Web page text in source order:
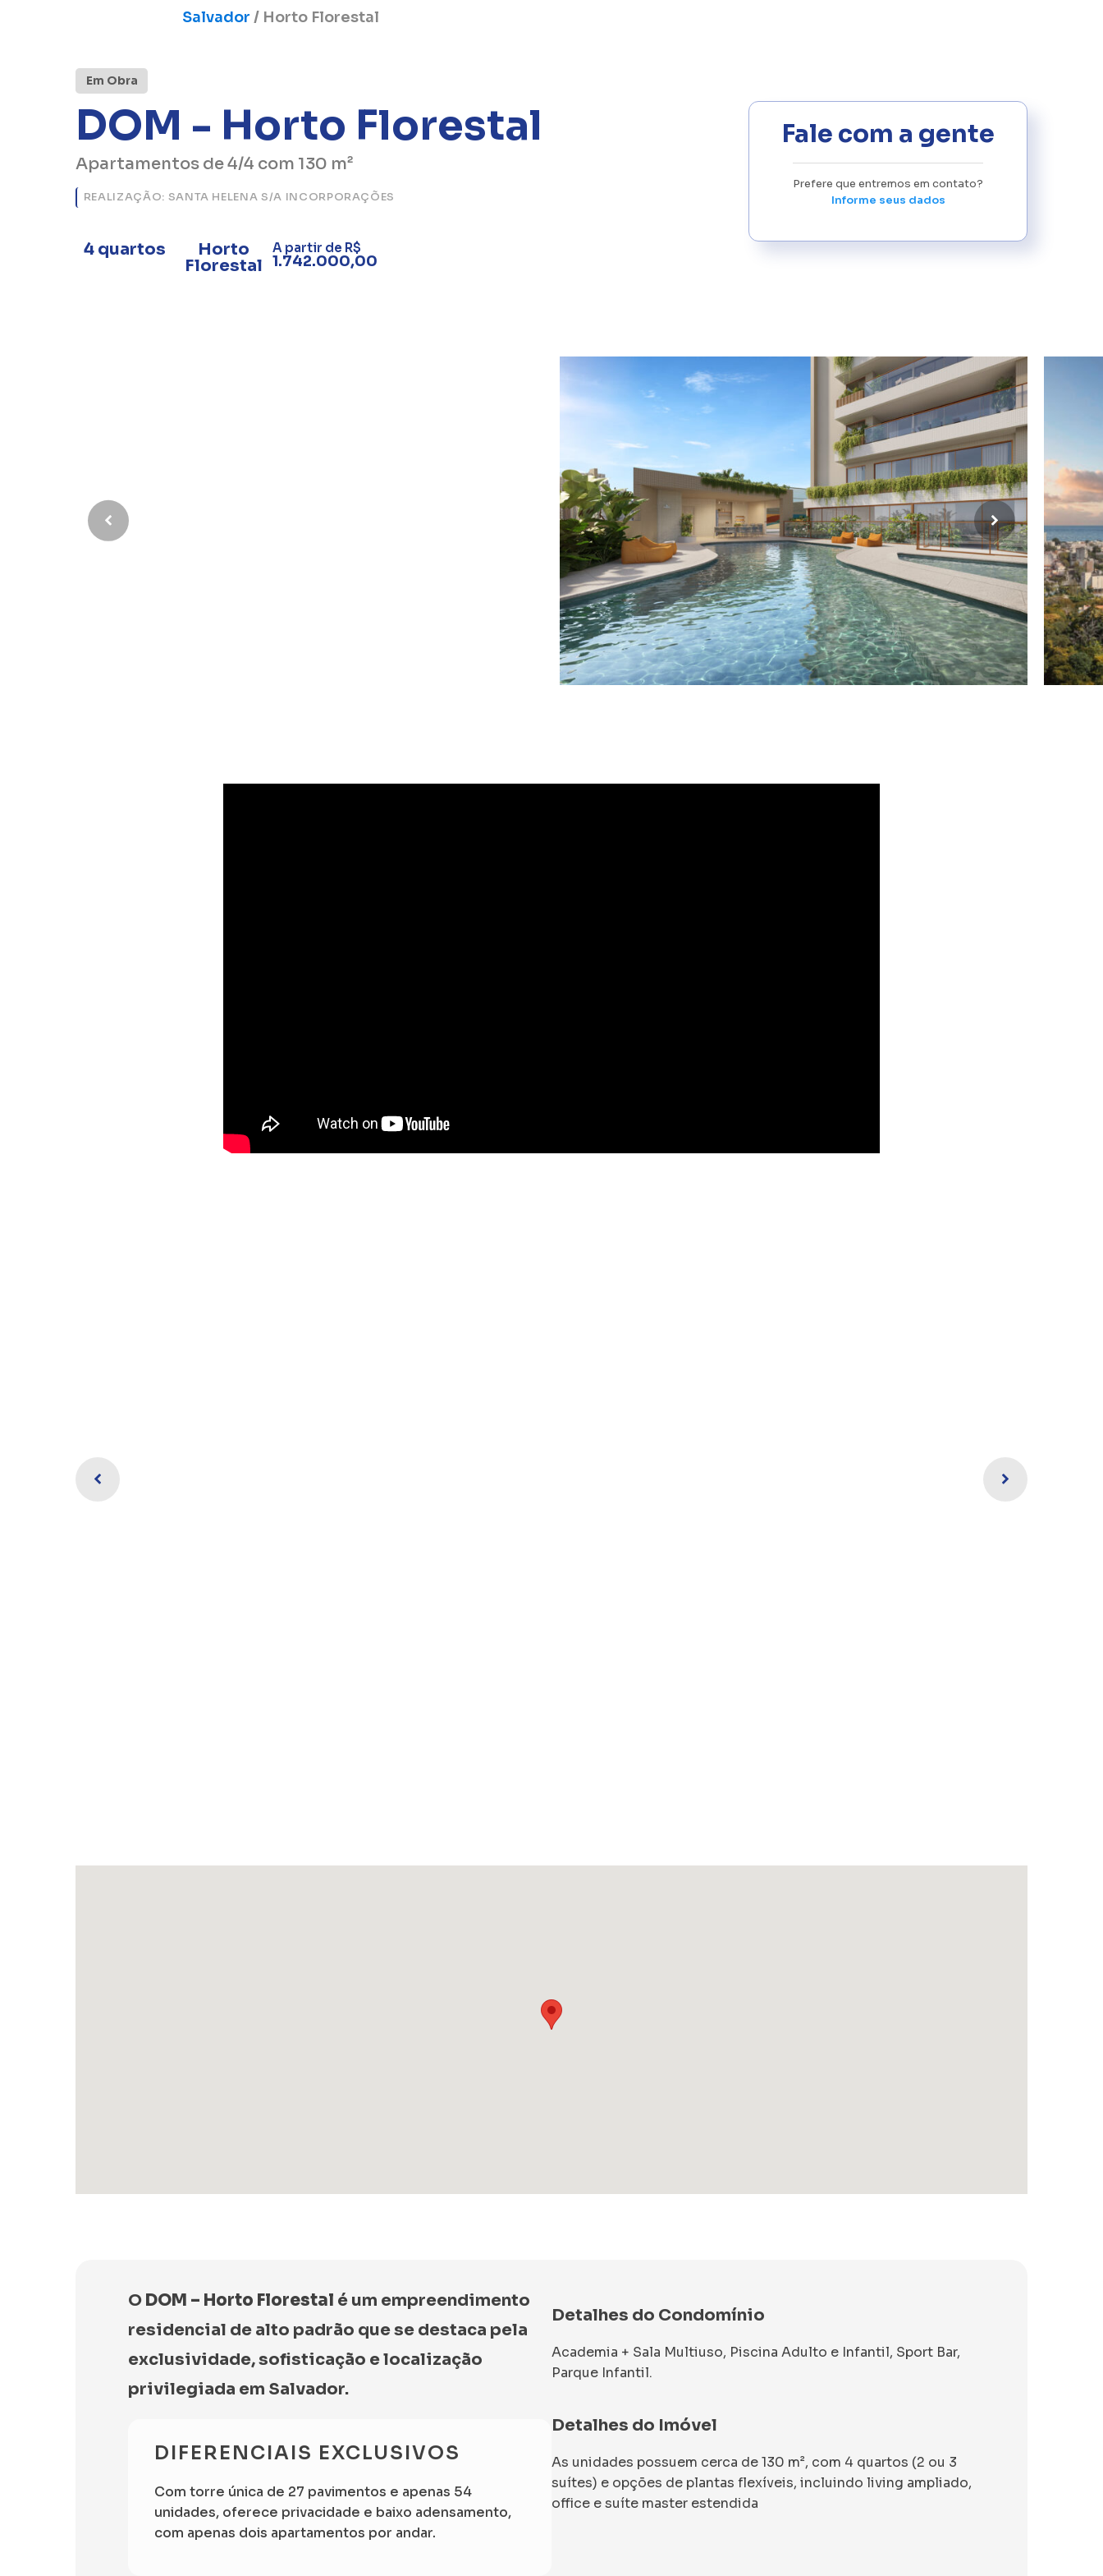
Salvador / Horto Florestal
Em Obra
DOM - Horto Florestal
Apartamentos de 4/4 com 130 m²
REALIZAÇÃO: SANTA HELENA S/A INCORPORAÇÕES
4 quartos
Horto
Florestal
A partir de R$
1.742.000,00
Fale com a gente
Prefere que entremos em contato?
Informe seus dados
O DOM – Horto Florestal é um empreendimento
residencial de alto padrão que se destaca pela
exclusividade, sofisticação e localização
privilegiada em Salvador.
DIFERENCIAIS EXCLUSIVOS
Com torre única de 27 pavimentos e apenas 54
unidades, oferece privacidade e baixo adensamento,
com apenas dois apartamentos por andar.
Detalhes do Condomínio
Academia + Sala Multiuso, Piscina Adulto e Infantil, Sport Bar,
Parque Infantil.
Detalhes do Imóvel
As unidades possuem cerca de 130 m², com 4 quartos (2 ou 3
suítes) e opções de plantas flexíveis, incluindo living ampliado,
office e suíte master estendida